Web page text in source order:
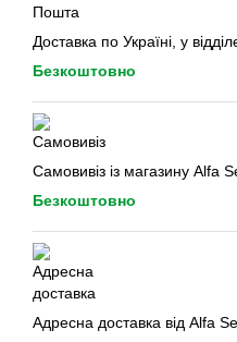
Доставка по Україні, у
Безкоштовно
Самовивіз із магазину Alfa
Безкоштовно
Адресна доставка від Alfa